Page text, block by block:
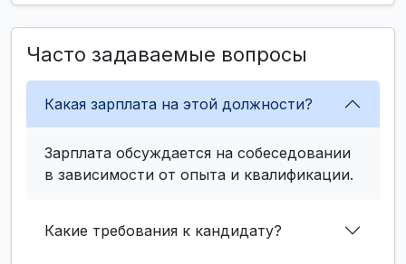
Часто задаваемые вопросы
Какая зарплата на этой должности?
Зарплата обсуждается на собеседовании
в зависимости от опыта и квалификации.
Какие требования к кандидату?